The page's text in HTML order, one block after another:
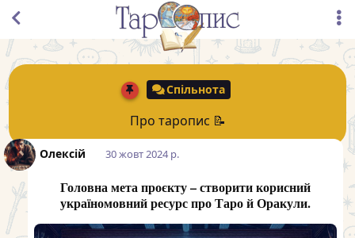
Спільнота
Про таропис 📝
Олексій 30 жовт 2024 р.
Головна мета проєкту – створити корисний
україномовний ресурс про Таро й Оракули.